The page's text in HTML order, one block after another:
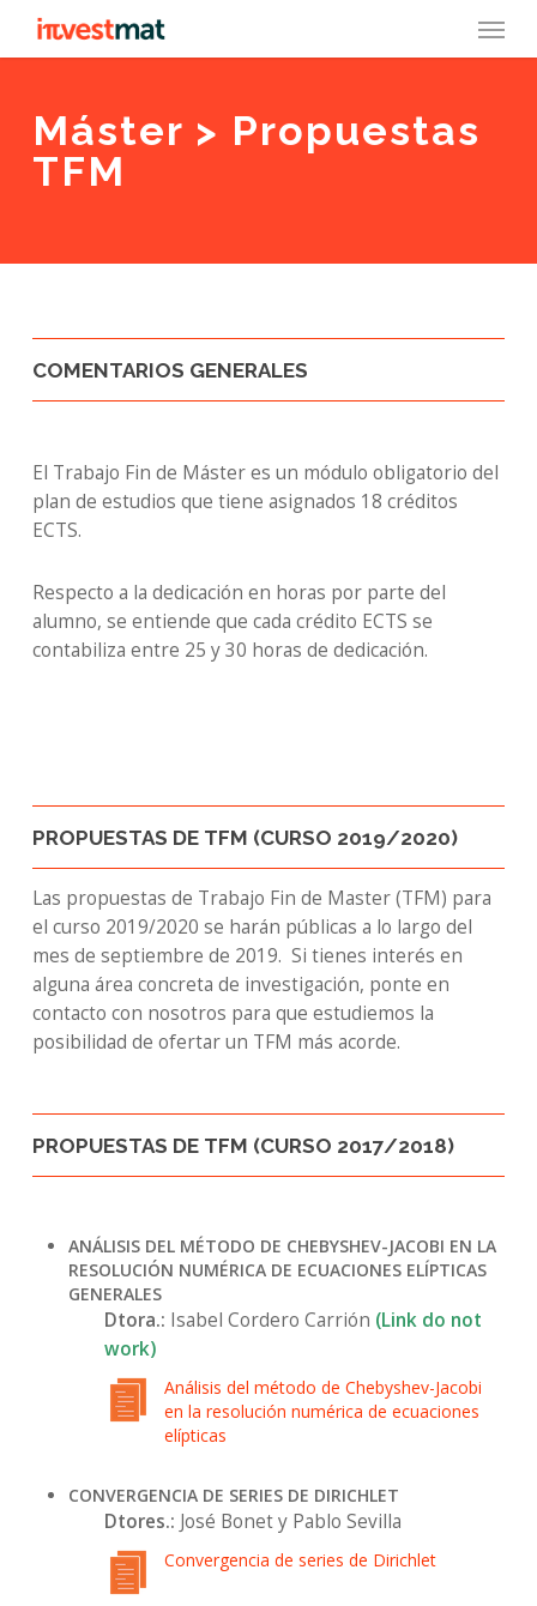
main
Menu
Máster > Propuestas
TFM
COMENTARIOS GENERALES
El Trabajo Fin de Máster es un módulo obligatorio del
plan de estudios que tiene asignados 18 créditos
ECTS.
Respecto a la dedicación en horas por parte del
alumno, se entiende que cada crédito ECTS se
contabiliza entre 25 y 30 horas de dedicación.
PROPUESTAS DE TFM (CURSO 2019/2020)
Las propuestas de Trabajo Fin de Master (TFM) para
el curso 2019/2020 se harán públicas a lo largo del
mes de septiembre de 2019. Si tienes interés en
alguna área concreta de investigación, ponte en
contacto con nosotros para que estudiemos la
posibilidad de ofertar un TFM más acorde.
PROPUESTAS DE TFM (CURSO 2017/2018)
ANÁLISIS DEL MÉTODO DE CHEBYSHEV-JACOBI EN LA
RESOLUCIÓN NUMÉRICA DE ECUACIONES ELÍPTICAS
GENERALES
Dtora.: Isabel Cordero Carrión (Link do not
work)
Análisis del método de Chebyshev-Jacobi
en la resolución numérica de ecuaciones
elípticas
CONVERGENCIA DE SERIES DE DIRICHLET
Dtores.: José Bonet y Pablo Sevilla
Convergencia de series de Dirichlet